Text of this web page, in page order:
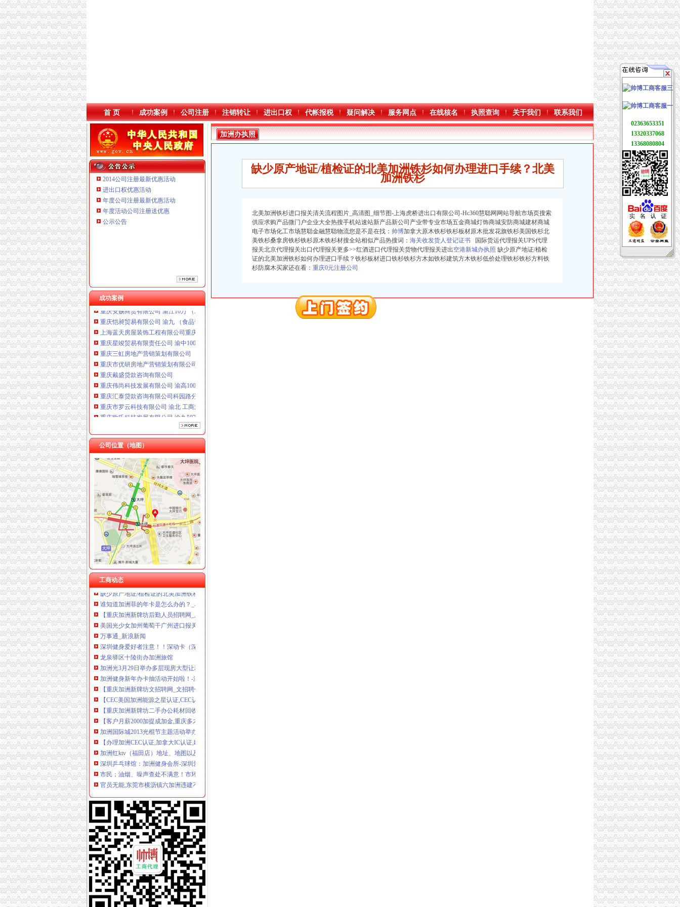
首 页 成功案例 公司注册 注销转让 进出口权 代帐报税 疑问解决 服务网点 在线核名 执照查询 关于我们 联系我们
2014公司注册最新优惠活动
进出口权优惠活动
年度公司注册最新优惠活动
年度活动公司注册送优惠
公示公告
成功案例
重庆星竣贸易有限责任公司 渝中100万 （进出口权）
重庆三虹房地产营销策划有限公司
重庆汇泰贷款咨询有限公司科园路分公司 渝高 （工商注册）
重庆市罗云科技有限公司 渝北 工商注册
重庆欧氏科技发展有限公司 渝九50万 （进出口权）
重庆安赐商贸有限公司 渝江10万 （工商注册）
重庆恺昶贸易有限公司 渝九 （食品许可证）
上海蓝天房屋装饰工程有限公司重庆分公司 渝北 （工商注册）
重庆星竣贸易有限责任公司 渝中100万 （进出口权）
重庆三虹房地产营销策划有限公司
重庆市优研房地产营销策划有限公司
重庆戴盛贷款咨询有限公司
重庆伟尚科技发展有限公司 渝高100万 （工商注册）
重庆汇泰贷款咨询有限公司科园路分公司 渝高 （工商注册）
重庆市罗云科技有限公司 渝北 工商注册
重庆欧氏科技发展有限公司 渝九50万 （进出口权）
重庆安赐商贸有限公司 渝江10万 （工商注册）
重庆恺昶贸易有限公司 渝九 （食品许可证）
上海蓝天房屋装饰工程有限公司重庆分公司 渝北 （工商注册）
公司位置（地图）
工商动态
加洲办执照
专业办理10万-500万股权变更（执照/地税加-急-广州58同城
南山加洲人办公电脑族喜爱的会所
加洲光3月29日举办多层现房大型让利活动
北京兰迪花卉精品有限公司等35户外商投资企业被依法吊销营业执照
加洲公寓复式居住办公两用-荆门在线
健身房|健身俱乐部|南山健身中心-qd8.com.cn
我该杂办~加洲遇到问题【加州旅馆吧】_百度贴吧
缺少原产地证/植检证的北美加洲铁杉如何办理进口手续？北美加洲铁杉
谁知道加洲菲的年卡是怎么办的？_阜南吧_百度贴吧
【重庆加洲新牌坊后勤人员招聘网_后勤人员招聘信息】-重庆智联招聘
美国光少女加州葡萄干广州进口报关办理收货人备案_进口食品海关
万事通_新浪新闻
深圳健身爱好者注意！！深动卡（深动一族）卷款跑了！！！！_报料_
龙泉驿区十陵街办加洲旅馆
加洲光3月29日举办多层现房大型让利活动-导购-石家庄乐居网
加洲健身新年办卡抽活动开始啦！-深圳58同城
【重庆加洲新牌坊文招聘网_文招聘信息】-重庆智联招聘
【CEC美国加洲能源之星认证,CEC认证优惠办理】价格,厂家,
【重庆加洲新牌坊二手办公耗材回收回收】-重庆赶集网
【客户月薪2000加提成加金,重庆多才广告有限公司招聘】-重庆赶
加洲国际城2013光棍节主题活动举办-导购-眉山乐居网
【办理加洲CEC认证,加拿大IC认证,欧洲ERP认证】价格_厂家_图
加洲红ktv（福田店）地址、地图以及周边公交_查查吧
深圳乒乓球馆：加洲健身会所-深圳爱问分类
市民；油烟、噪声查处不满意！市环保局现场办公；当场拍板；月底解
官员无能,东莞市横沥镇六加洲违建不处理_【微信:ugucci】香奈尔
开家饭店要多少钱？在学校旁边的那种,现在开还可以吗？哟啊办什么
中美之间的差距,转贴来自天涯经济论坛-广州搜狐焦点
818我的现任和前夫,说说中美两国男人的异同,外加请教工作问题。
因本人怀孕,急转让一张刚办的杰司健身卡（加洲光）-Powered
北京兰迪花卉精品有限公司等35户外商投资企业被依法吊销营业执照
欢乐举办加洲DIY风筝购房送美金
重庆有哪些宠物店,分别在哪_搜问问
【加洲七街健身卡两年卡,2014年6月办的,还有20个月。】-娄底娄
加洲光3月29日举办多层现房大型让利活动
世检检测优惠专业办理电热毯SAA认证,RCM认证,张R-
2018北美洲旅游攻略,北美洲自由行攻略,马蜂窝北美洲出游攻略游记
2018北美洲旅游攻略,北美洲自由行攻略,马蜂窝北美洲出游攻略游记
加洲办执照
缺少原产地证/植检证的北美加洲铁杉如何办理进口手续？北美
加洲铁杉
北美加洲铁杉进口报关清关流程图片_高清图_细节图-上海虎桥进出口有限公司-Hc360慧聪网网站导航市场页搜索
供应求购产品微门户企业大全热搜手机站速站新产品新公司产业带专业市场五金商城灯饰商城安防商城建材商城
电子市场化工市场慧聪金融慧聪物流您是不是在找： 帅博加拿大原木铁杉铁杉板材原木批发花旗铁杉美国铁杉北
美铁杉桑拿房铁杉铁杉原木铁杉材搜全站相似产品热搜词： 海关收发货人登记证书 国际货运代理报关UPS代理
报关北京代理报关出口代理报关更多>>红酒进口代理报关货物代理报关进出 空港新城办执照 缺少原产地证/植检
证的北美加洲铁杉如何办理进口手续？铁杉板材进口铁杉铁杉方木如铁杉建筑方木铁杉低价处理铁杉铁杉方料铁
杉防腐木买家还在看： 重庆0元注册公司
02363653351
13320337068
13368080804